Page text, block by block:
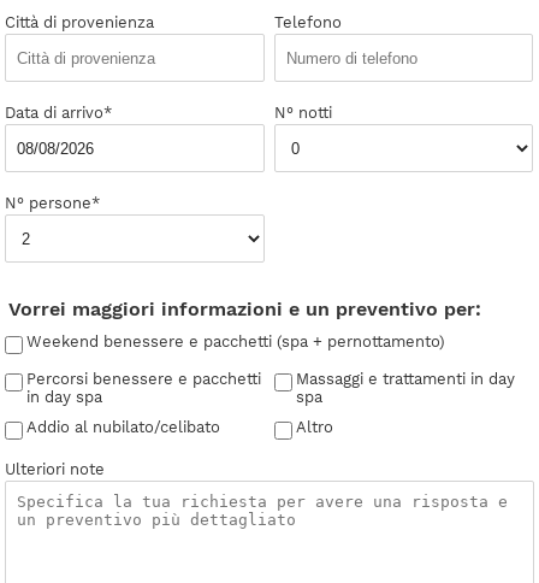
Città di provenienza Telefono
Data di arrivo* N° notti
N° persone*
Vorrei maggiori informazioni e un preventivo per:
Weekend benessere e pacchetti (spa + pernottamento)
Percorsi benessere e pacchetti
in day spa
Massaggi e trattamenti in day
spa
Addio al nubilato/celibato
Altro
Ulteriori note